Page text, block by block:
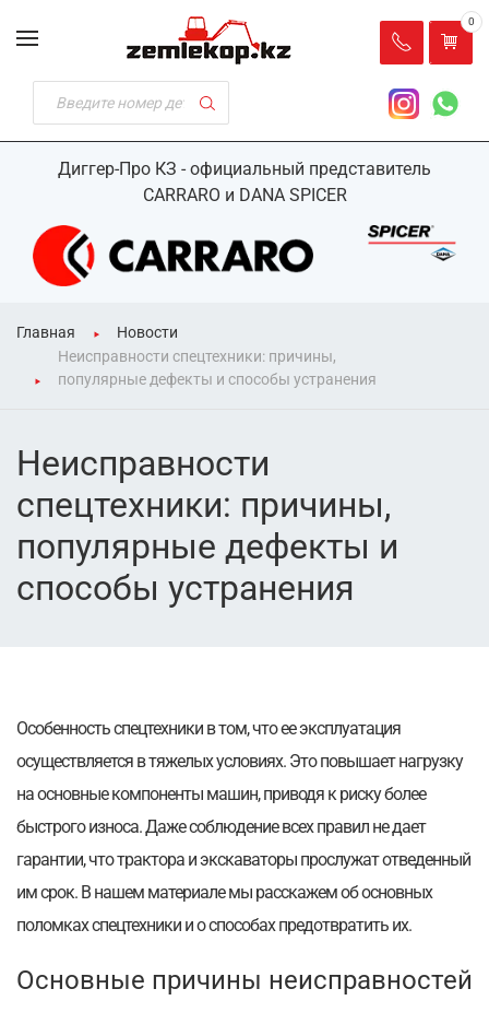
Диггер-Про КЗ - официальный представитель
CARRARO и DANA SPICER
0
Главная
Новости
Неисправности спецтехники: причины,
популярные дефекты и способы устранения
Неисправности
спецтехники: причины,
популярные дефекты и
способы устранения
Особенность спецтехники в том, что ее эксплуатация
осуществляется в тяжелых условиях. Это повышает нагрузку
на основные компоненты машин, приводя к риску более
быстрого износа. Даже соблюдение всех правил не дает
гарантии, что трактора и экскаваторы прослужат отведенный
им срок. В нашем материале мы расскажем об основных
поломках спецтехники и о способах предотвратить их.
Основные причины неисправностей